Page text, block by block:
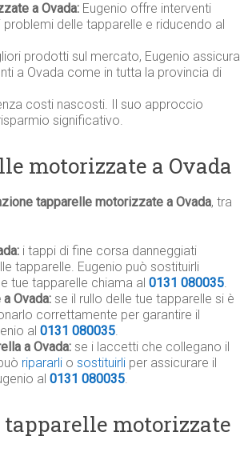
a Ovada: Eugenio offre interventi
delle tapparelle e riducendo al
prodotti sul mercato, Eugenio assicura
a Ovada come in tutta la provincia di
costi nascosti. Il suo approccio
significativo.
motorizzate a Ovada
tapparelle motorizzate a Ovada, tra
i tappi di fine corsa danneggiati
tapparelle. Eugenio può sostituirli
tue tapparelle chiama al 0131 080035.
Ovada: se il rullo delle tue tapparelle si è
correttamente per garantire il
al 0131 080035.
a Ovada: se i laccetti che collegano il
ripararli o sostituirli per assicurare il
al 0131 080035.
motorizzate